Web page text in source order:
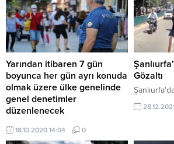
Yarından itibaren 7 gün
boyunca her gün ayrı konuda
olmak üzere ülke genelinde
genel denetimler
düzenlenecek
İÇİŞLERİ BAKANLIĞI, 81 İL
VALİLİĞİNE “KORONA VİRÜS
18.10.2020 14:04 0
Gözaltı